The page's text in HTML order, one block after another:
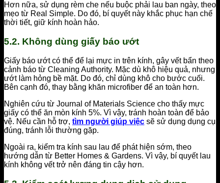
Hơn nữa, sử dụng rèm che nếu buộc phải lau ban ngày, theo
mẹo từ Real Simple. Do đó, bí quyết này khắc phục hạn chế
thời tiết, giữ kính hoàn hảo.
5.2. Không dùng giấy báo ướt
Giấy báo ướt có thể để lại mực in trên kính, gây vết bẩn theo
cảnh báo từ Cleaning Authority. Mặc dù khô hiệu quả, nhưng
ướt làm hỏng bề mặt. Do đó, chỉ dùng khô cho bước cuối.
Bên cạnh đó, thay bằng khăn microfiber để an toàn hơn.
Nghiên cứu từ Journal of Materials Science cho thấy mực
giấy có thể ăn mòn kính 5%. Vì vậy, tránh hoàn toàn để bảo
vệ. Nếu cần hỗ trợ, tìm người giúp việc sẽ sử dụng dụng cụ
đúng, tránh lỗi thường gặp.
Ngoài ra, kiểm tra kính sau lau để phát hiện sớm, theo
hướng dẫn từ Better Homes & Gardens. Vì vậy, bí quyết lau
kính không vết trở nên đáng tin cậy hơn.